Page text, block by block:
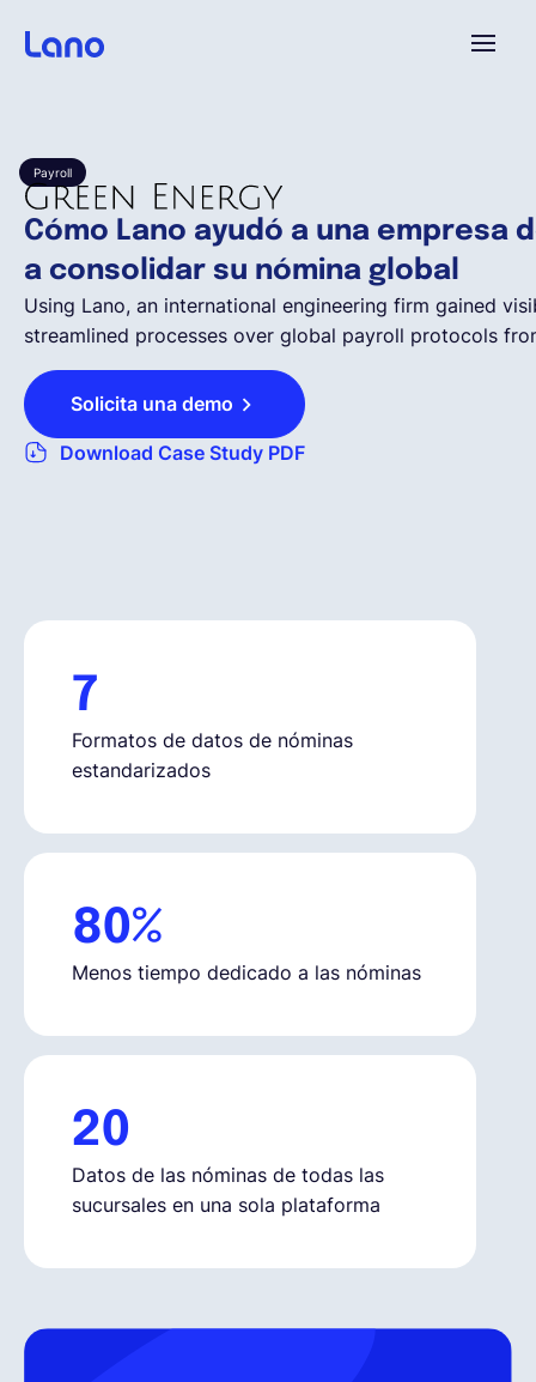
Payroll
Cómo Lano ayudó a una empresa
a consolidar su nómina global
Using Lano, an international engineering firm gained
streamlined processes over global payroll protocols
Solicita una demo
Download Case Study PDF
7
Formatos de datos de nóminas
estandarizados
80%
Menos tiempo dedicado a las nóminas
20
Datos de las nóminas de todas las
sucursales en una sola plataforma
¿Por qué Lano?
Precios
Contenido
Empresa
EOR & Payroll
Contractor Management